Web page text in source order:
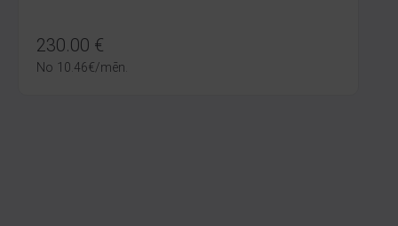
230.00 €
No 10.46€/mēn.